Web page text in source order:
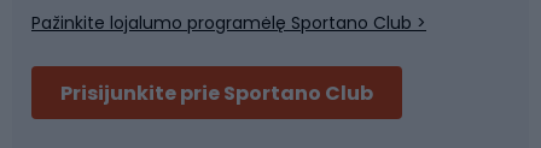
Pažinkite lojalumo programėlę Sportano Club >
Prisijunkite prie Sportano Club